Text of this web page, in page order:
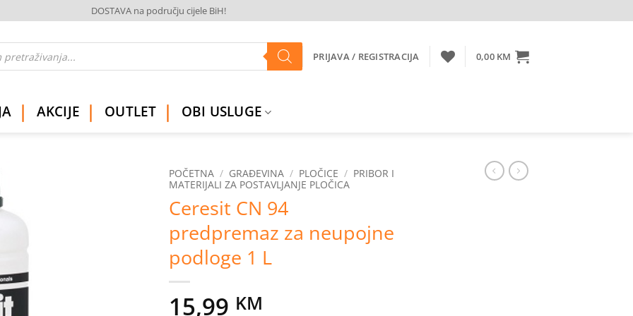
DOSTAVA na području cijele BiH!
PRIJAVA / REGISTRACIJA 0,00 KM
AKCIJE OUTLET OBI USLUGE
POČETNA / GRAĐEVINA / PLOČICE / PRIBOR I
MATERIJALI ZA POSTAVLJANJE PLOČICA
Ceresit CN 94
predpremaz za neupojne
podloge 1 L
15,99 KM